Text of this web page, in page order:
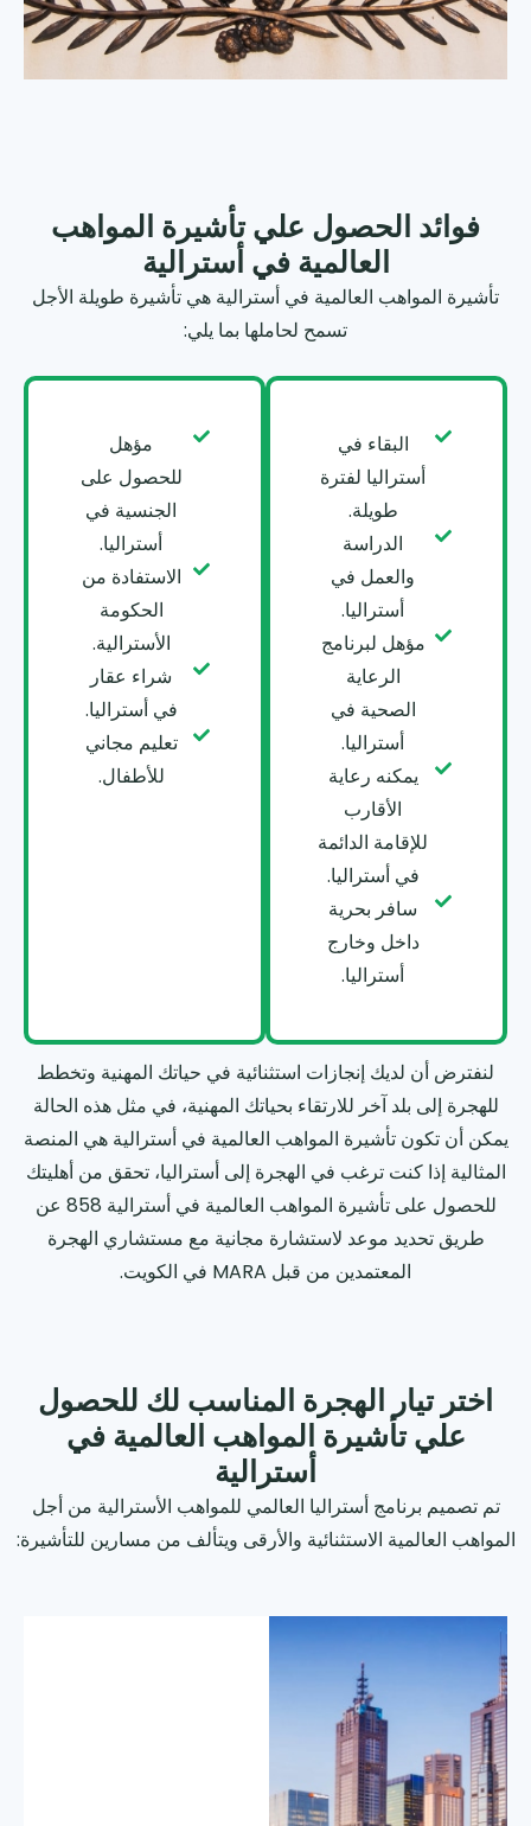
فوائد الحصول علي تأشيرة المواهب
العالمية في أسترالية
تأشيرة المواهب العالمية في أسترالية هي تأشيرة طويلة الأجل
تسمح لحاملها بما يلي:
البقاء في
أستراليا لفترة
طويلة.
الدراسة
والعمل في
أستراليا.
مؤهل لبرنامج
الرعاية
الصحية في
أستراليا.
يمكنه رعاية
الأقارب
للإقامة الدائمة
في أستراليا.
سافر بحرية
داخل وخارج
أستراليا.
مؤهل
للحصول على
الجنسية في
أستراليا.
الاستفادة من
الحكومة
الأسترالية.
شراء عقار
في أستراليا.
تعليم مجاني
للأطفال.
لنفترض أن لديك إنجازات استثنائية في حياتك المهنية وتخطط
للهجرة إلى بلد آخر للارتقاء بحياتك المهنية، في مثل هذه الحالة
يمكن أن تكون تأشيرة المواهب العالمية في أسترالية هي المنصة
المثالية إذا كنت ترغب في الهجرة إلى أستراليا، تحقق من أهليتك
للحصول على تأشيرة المواهب العالمية في أسترالية 858 عن
طريق تحديد موعد لاستشارة مجانية مع مستشاري الهجرة
المعتمدين من قبل MARA في الكويت.
اختر تيار الهجرة المناسب لك للحصول
علي تأشيرة المواهب العالمية في
أسترالية
تم تصميم برنامج أستراليا العالمي للمواهب الأسترالية من أجل
المواهب العالمية الاستثنائية والأرقى ويتألف من مسارين للتأشيرة: